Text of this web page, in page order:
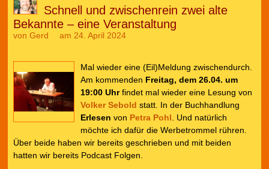
Schnell und zwischenrein zwei alte
Bekannte – eine Veranstaltung
von Gerd am 24. April 2024
Mal wieder eine (Eil)Meldung zwischendurch.
Am kommenden Freitag, dem 26.04. um
19:00 Uhrfindet mal wieder eine Lesung von
Volker Sebold statt. In der Buchhandlung
Erlesen von Petra Pohl. Und natürlich
möchte ich dafür die Werbetrommel rühren.
Über beide haben wir bereits geschrieben und mit beiden
hatten wir bereits Podcast Folgen.